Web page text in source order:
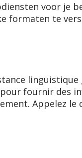
voor je
formaten te
fournir des
Appelez le